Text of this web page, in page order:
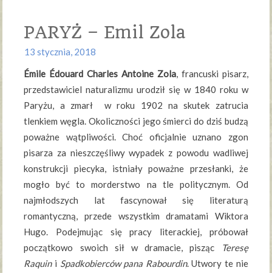
PARYŻ – Emil Zola
13 stycznia, 2018
Émile Édouard Charles Antoine Zola, francuski pisarz,
przedstawiciel naturalizmu urodził się w 1840 roku w
Paryżu, a zmarł w roku 1902 na skutek zatrucia
tlenkiem węgla. Okoliczności jego śmierci do dziś budzą
poważne wątpliwości. Choć oficjalnie uznano zgon
pisarza za nieszczęśliwy wypadek z powodu wadliwej
konstrukcji piecyka, istniały poważne przesłanki, że
mogło być to morderstwo na tle politycznym. Od
najmłodszych lat fascynował się literaturą
romantyczną, przede wszystkim dramatami Wiktora
Hugo. Podejmując się pracy literackiej, próbował
początkowo swoich sił w dramacie, pisząc
Teresę
Raquini Spadkobierców pana Rabourdin. Utwory te nie